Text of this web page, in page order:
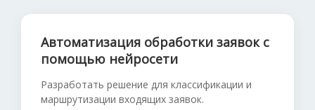
Автоматизация обработки заявок с
помощью нейросети
Разработать решение для классификации и
маршрутизации входящих заявок.